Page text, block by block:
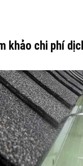
khảo chi phí